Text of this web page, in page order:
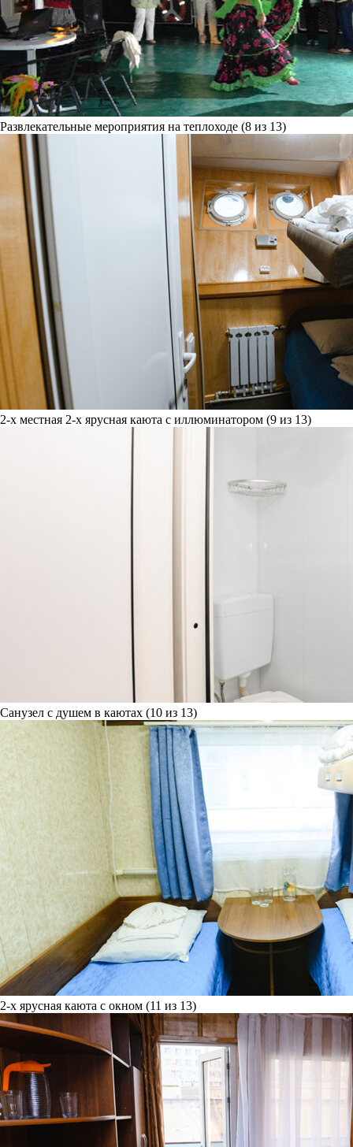
Развлекательные мероприятия на теплоходе (8 из 13)
2-х местная 2-х ярусная каюта с иллюминатором (9 из 13)
Санузел с душем в каютах (10 из 13)
2-х ярусная каюта с окном (11 из 13)